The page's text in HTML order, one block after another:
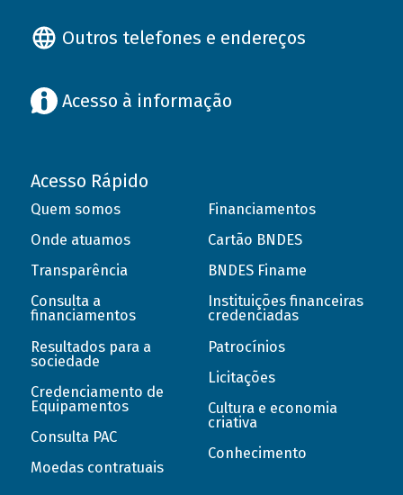
Outros telefones e endereços
Acesso à informação
Acesso Rápido
Quem somos
Onde atuamos
Transparência
Consulta a
financiamentos
Resultados para a
sociedade
Credenciamento de
Equipamentos
Consulta PAC
Moedas contratuais
Financiamentos
Cartão BNDES
BNDES Finame
Instituições financeiras
credenciadas
Patrocínios
Licitações
Cultura e economia
criativa
Conhecimento